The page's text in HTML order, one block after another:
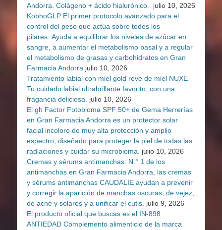
Andorra. Colágeno + ácido hialurónico.
julio 10, 2026
KobhoGLP El primer protocolo avanzado para el
control del peso que actúa sobre todos los
pilares. Ayuda a equilibrar los niveles de azúcar en
sangre, a aumentar el metabolismo basal y a regular
el metabolismo de grasas y carbohidratos en Gran
Farmacia Andorra julio 10, 2026
Tratamiento labial con miel gold reve de miel NUXE
Tu cuidado labial ultrabrillante favorito, con una
fragancia deliciosa. julio 10, 2026
El gh Factor Fotobioma SPF 50+ de Gema Herrerías
en Gran Farmacia Andorra es un protector solar
facial incoloro de muy alta protección y amplio
espectro, diseñado para proteger la piel de todas las
radiaciones y cuidar su microbioma. julio 10, 2026
Cremas y sérums antimanchas: N.° 1 de los
antimanchas en Gran Farmacia Andorra, las cremas
y sérums antimanchas CAUDALIE ayudan a prevenir
y corregir la aparición de manchas oscuras, de vejez,
de acné y solares y a unificar el cutis. julio 9, 2026
El producto oficial que buscas es el IN-898
ANTIEDAD Complemento alimenticio de la marca